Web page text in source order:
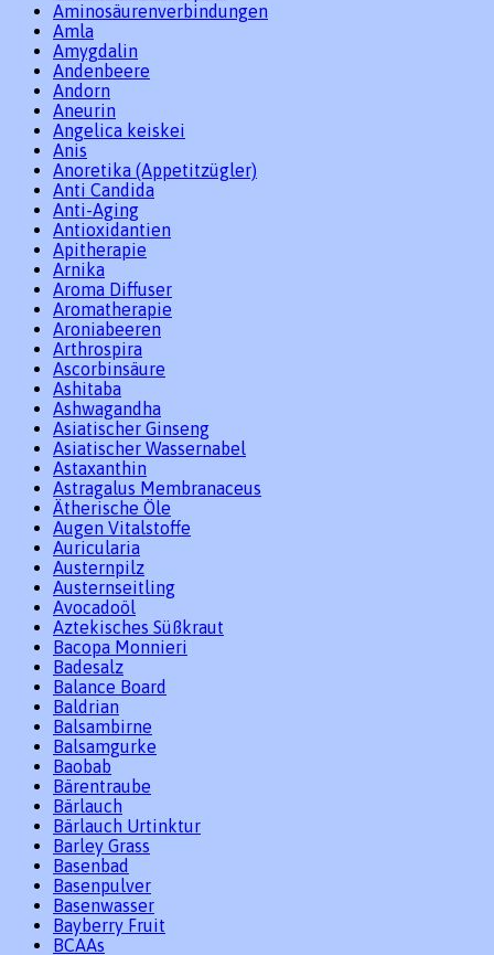
Aminosäurenverbindungen
Amla
Amygdalin
Andenbeere
Andorn
Aneurin
Angelica keiskei
Anis
Anoretika (Appetitzügler)
Anti Candida
Anti-Aging
Antioxidantien
Apitherapie
Arnika
Aroma Diffuser
Aromatherapie
Aroniabeeren
Arthrospira
Ascorbinsäure
Ashitaba
Ashwagandha
Asiatischer Ginseng
Asiatischer Wassernabel
Astaxanthin
Astragalus Membranaceus
Ätherische Öle
Augen Vitalstoffe
Auricularia
Austernpilz
Austernseitling
Avocadoöl
Aztekisches Süßkraut
Bacopa Monnieri
Badesalz
Balance Board
Baldrian
Balsambirne
Balsamgurke
Baobab
Bärentraube
Bärlauch
Bärlauch Urtinktur
Barley Grass
Basenbad
Basenpulver
Basenwasser
Bayberry Fruit
BCAAs